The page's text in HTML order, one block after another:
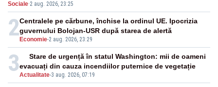
Sociale·2 aug. 2026, 23:25
2 Economie-2 aug. 2026, 23:29
Centralele pe cărbune, închise la ordinul UE. Ipocrizia
guvernului Bolojan-USR după starea de alertă
3Actualitate-3 aug. 2026, 07:19
Stare de urgență în statul Washington: mii de oameni
evacuați din cauza incendiilor puternice de vegetație